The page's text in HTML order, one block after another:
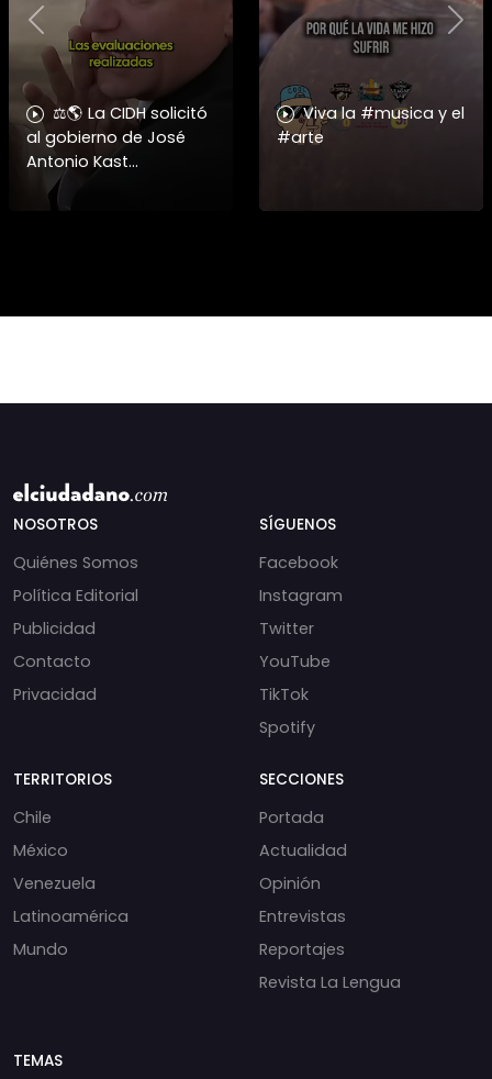
⚖️🌎 La CIDH solicitó
al gobierno de José
Antonio Kast
información detallada
sobre cambios
Viva la #musica y el
#arte
Previous
NOSOTROS
Quiénes Somos
Política Editorial
Publicidad
Contacto
Privacidad
SÍGUENOS
Facebook
Instagram
Twitter
YouTube
TikTok
Spotify
TERRITORIOS
Chile
México
Venezuela
Latinoamérica
Mundo
SECCIONES
Portada
Actualidad
Opinión
Entrevistas
Reportajes
Revista La Lengua
TEMAS